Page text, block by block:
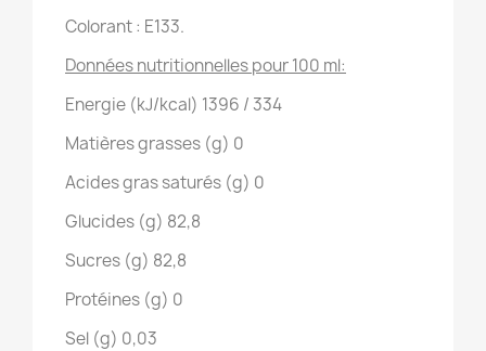
Colorant : E133.
Données nutritionnelles pour 100 ml:
Energie (kJ/kcal) 1396 / 334
Matières grasses (g) 0
Acides gras saturés (g) 0
Glucides (g) 82,8
Sucres (g) 82,8
Protéines (g) 0
Sel (g) 0,03